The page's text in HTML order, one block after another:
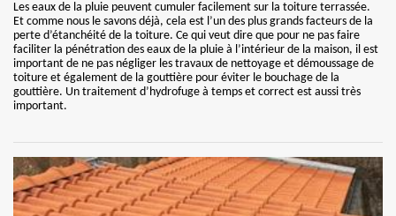
Les eaux de la pluie peuvent cumuler facilement sur la toiture terrassée.
Et comme nous le savons déjà, cela est l’un des plus grands facteurs de la
perte d’étanchéité de la toiture. Ce qui veut dire que pour ne pas faire
faciliter la pénétration des eaux de la pluie à l’intérieur de la maison, il est
important de ne pas négliger les travaux de nettoyage et démoussage de
toiture et également de la gouttière pour éviter le bouchage de la
gouttière. Un traitement d’hydrofuge à temps et correct est aussi très
important.